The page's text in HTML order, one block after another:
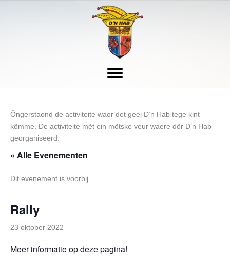
Ôngerstaond de activiteite waor det geej D’n Hab tege kint
kômme. De activiteite mèt ein mötske veur waere dôr D’n Hab
georganiseerd.
« Alle Evenementen
Dit evenement is voorbij.
Rally
23 oktober 2022
Meer informatie op deze pagina!